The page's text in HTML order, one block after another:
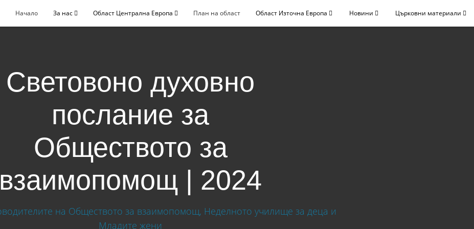
Начало За нас Област Централна Европа План на област Област Източна Европа Новини Църковни материали
Световоно духовно
послание за
Обществото за
взаимопомощ | 2024